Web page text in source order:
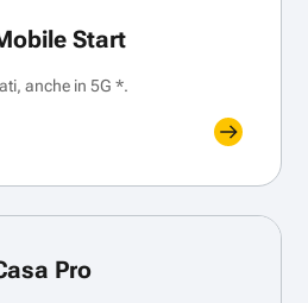
Start
anche in 5G *.
Pro